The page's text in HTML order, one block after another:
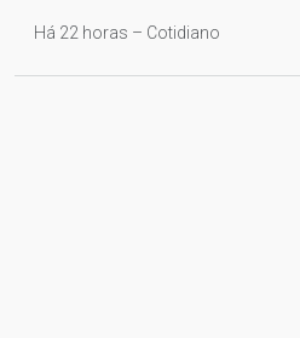
Há 22 horas – Cotidiano